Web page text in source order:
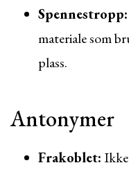
Spennestropp:
materiale som
plass.
Antonymer
Frakoblet: